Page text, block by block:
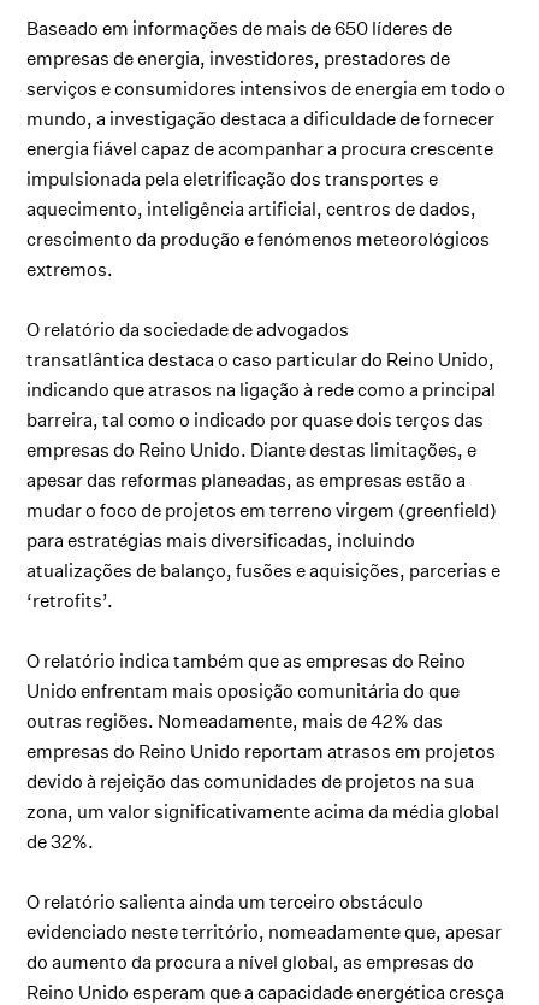
Baseado em informações de mais de 650 líderes de
empresas de energia, investidores, prestadores de
serviços e consumidores intensivos de energia em todo o
mundo, a investigação destaca a dificuldade de fornecer
energia fiável capaz de acompanhar a procura crescente
impulsionada pela eletrificação dos transportes e
aquecimento, inteligência artificial, centros de dados,
crescimento da produção e fenómenos meteorológicos
extremos.
O relatório da sociedade de advogados
transatlântica destaca o caso particular do Reino Unido,
indicando que atrasos na ligação à rede como a principal
barreira, tal como o indicado por quase dois terços das
empresas do Reino Unido. Diante destas limitações, e
apesar das reformas planeadas, as empresas estão a
mudar o foco de projetos em terreno virgem (greenfield)
para estratégias mais diversificadas, incluindo
atualizações de balanço, fusões e aquisições, parcerias e
‘retrofits’.
O relatório indica também que as empresas do Reino
Unido enfrentam mais oposição comunitária do que
outras regiões. Nomeadamente, mais de 42% das
empresas do Reino Unido reportam atrasos em projetos
devido à rejeição das comunidades de projetos na sua
zona, um valor significativamente acima da média global
de 32%.
O relatório salienta ainda um terceiro obstáculo
evidenciado neste território, nomeadamente que, apesar
do aumento da procura a nível global, as empresas do
Reino Unido esperam que a capacidade energética cresça